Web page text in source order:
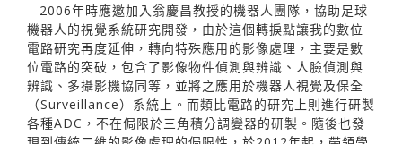
2006年時應邀加入翁慶昌教授的機器人團隊，協助足球
機器人的視覺系統研究開發，由於這個轉捩點讓我的數位
電路研究再度延伸，轉向特殊應用的影像處理，主要是數
位電路的突破，包含了影像物件偵測與辨識、人臉偵測與
辨識、多攝影機協同等，並將之應用於機器人視覺及保全
（Surveillance）系統上。而類比電路的研究上則進行研製
各種ADC，不在侷限於三角積分調變器的研製。隨後也發